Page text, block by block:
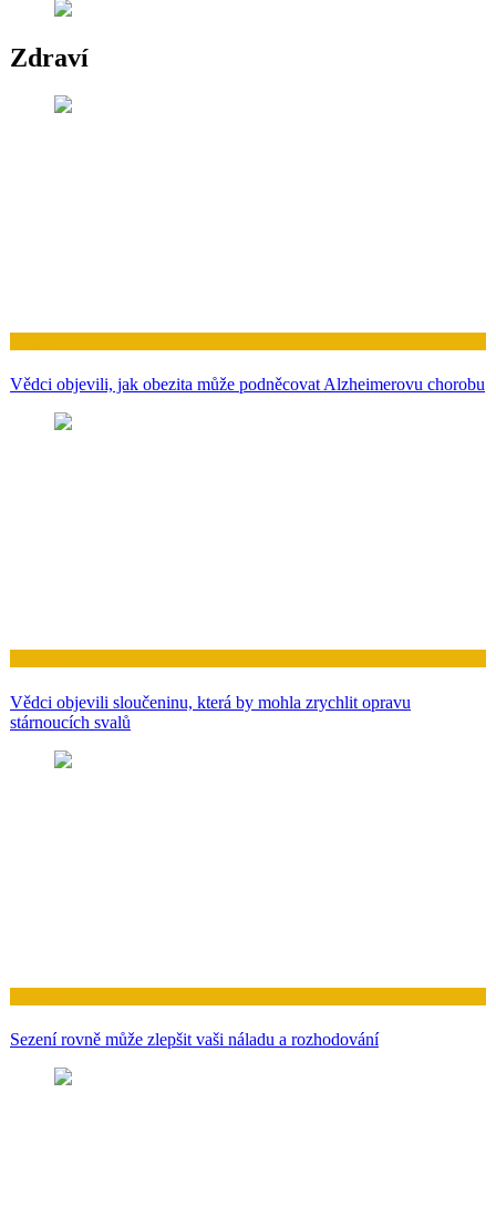
Zdraví
Vědci objevili, jak obezita může podněcovat Alzheimerovu chorobu
Vědci objevili sloučeninu, která by mohla zrychlit opravu
stárnoucích svalů
Sezení rovně může zlepšit vaši náladu a rozhodování